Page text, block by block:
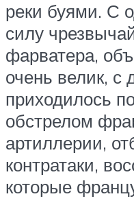
реки буями. С
силу
фарватера,
очень велик, с
приходилось
обстрелом
артиллерии,
контратаки,
которые